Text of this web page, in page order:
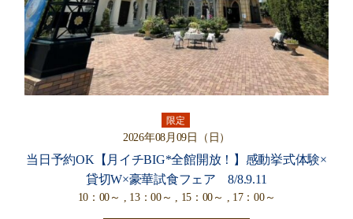
限定
2026年08月09日（日）
当日予約OK【月イチBIG*全館開放！】感動挙式体験×
貸切W×豪華試食フェア 8/8.9.11
10：00～ , 13：00～ , 15：00～ , 17：00～